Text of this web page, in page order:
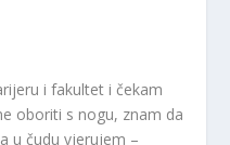
i fakultet i čekam
oboriti s nogu, znam da
u čudu vjerujem –